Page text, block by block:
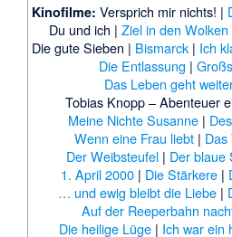
Kinofilme: Versprich mir nichts! |
Du und ich | Ziel in den Wolken
Die gute Sieben | Bismarck| Ich
Die Entlassung |
Das Leben geht
Tobias Knopp – Abenteuer
Meine Nichte Susanne|
Wenn eine Frau liebt| Das
Der Weibsteufel| Der blaue
1. April 2000| Die Stärkere|
… und ewig bleibt die Liebe |
Auf der Reeperbahn
Die heilige Lüge| Ich war ein